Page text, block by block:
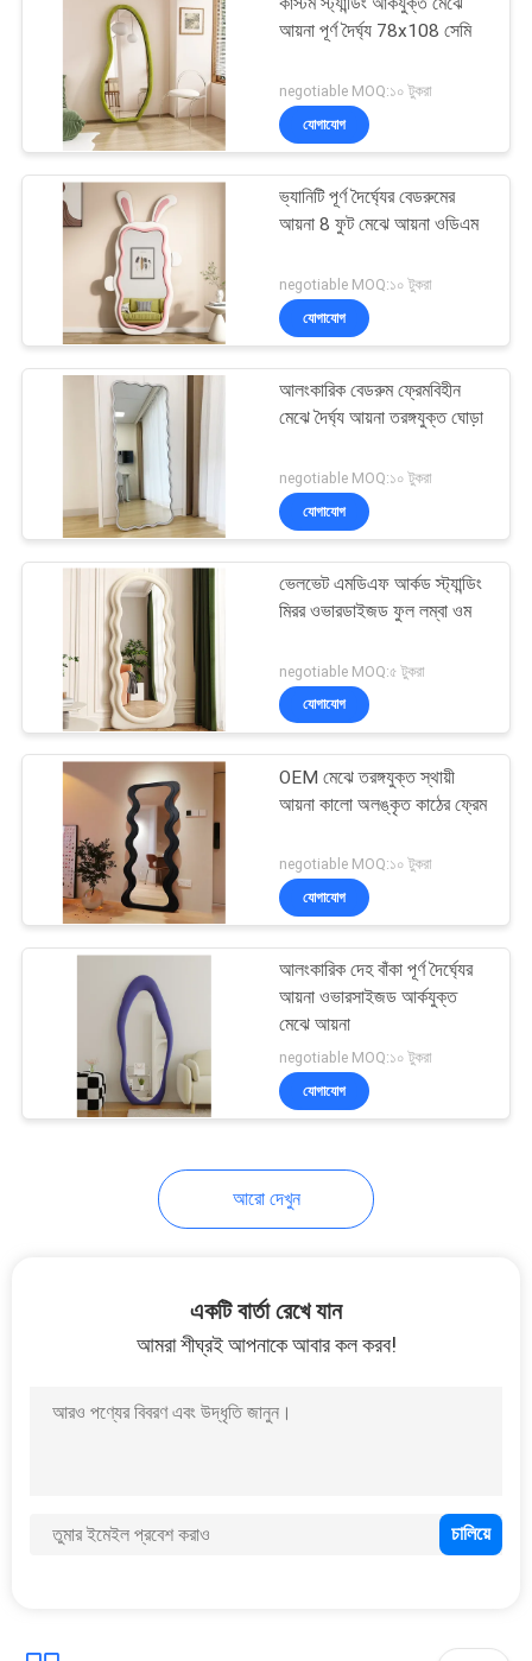
উদ্ধৃতির
জন্য
আবেদন
গোপনীয়তা
মেকআপ আয়না
27
হলিউড মিরর
24
বেডরুমের আসবাবপত্র সেট
রান্নাঘরের তাক
ওয়ারড্রোব ক্যাবিনেট
আয়না পূর্ণ দৈর্ঘ্য 78x108 সেমি
negotiable MOQ:১০ টুকরা
যোগাযোগ
ভ্যানিটি পূর্ণ দৈর্ঘ্যের বেডরুমের
আয়না 8 ফুট মেঝে আয়না ওডিএম
negotiable MOQ:১০ টুকরা
যোগাযোগ
আলংকারিক বেডরুম ফ্রেমবিহীন
মেঝে দৈর্ঘ্য আয়না তরঙ্গযুক্ত ঘোড়া
negotiable MOQ:১০ টুকরা
যোগাযোগ
ভেলভেট এমডিএফ আর্কড স্ট্যান্ডিং
মিরর ওভারডাইজড ফুল লম্বা ওম
negotiable MOQ:৫ টুকরা
যোগাযোগ
OEM মেঝে তরঙ্গযুক্ত স্থায়ী
আয়না কালো অলঙ্কৃত কাঠের ফ্রেম
negotiable MOQ:১০ টুকরা
যোগাযোগ
আলংকারিক দেহ বাঁকা পূর্ণ দৈর্ঘ্যের
আয়না ওভারসাইজড আর্কযুক্ত
মেঝে আয়না
negotiable MOQ:১০ টুকরা
যোগাযোগ
আরো দেখুন
একটি বার্তা রেখে যান
আমরা শীঘ্রই আপনাকে আবার কল করব!